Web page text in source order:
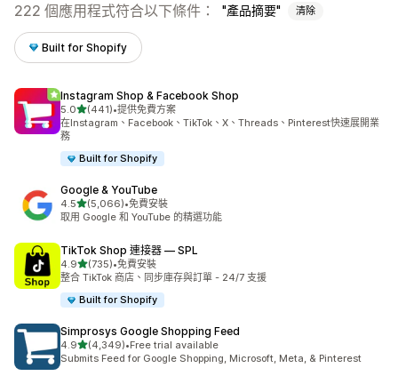
222 個應用程式符合以下條件： 產品摘要 清除
Built for Shopify
Instagram Shop & Facebook Shop
5.0滿分 5 顆星
(441)
共有 441 則評價
•提供免費方案
在Instagram、Facebook、TikTok、X、Threads、Pinterest快速展開業
務
Built for Shopify
Google & YouTube
4.5滿分 5 顆星
(5,066)
共有 5066 則評價
•免費安裝
取用 Google 和 YouTube 的精選功能
TikTok Shop 連接器 — SPL
4.9滿分 5 顆星
(735)
共有 735 則評價
•免費安裝
整合 TikTok 商店、同步庫存與訂單 - 24/7 支援
Built for Shopify
Simprosys Google Shopping Feed
4.9滿分 5 顆星
(4,349)
共有 4349 則評價
•Free trial available
Submits Feed for Google Shopping, Microsoft, Meta, & Pinterest